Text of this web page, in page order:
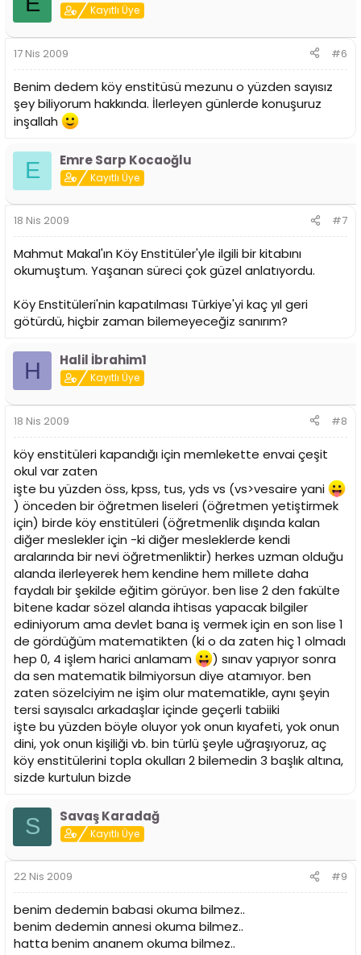
Kayıtlı Üye
17 Nis 2009 #6
Benim dedem köy enstitüsü mezunu o yüzden sayısız
şey biliyorum hakkında. İlerleyen günlerde konuşuruz
inşallah
E Emre Sarp Kocaoğlu
Kayıtlı Üye
18 Nis 2009 #7
Mahmut Makal'ın Köy Enstitüler'yle ilgili bir kitabını
okumuştum. Yaşanan süreci çok güzel anlatıyordu.
Köy Enstitüleri'nin kapatılması Türkiye'yi kaç yıl geri
götürdü, hiçbir zaman bilemeyeceğiz sanırım?
H Halil İbrahim1
Kayıtlı Üye
18 Nis 2009 #8
köy enstitüleri kapandığı için memlekette envai çeşit
okul var zaten
işte bu yüzden öss, kpss, tus, yds vs (vs>vesaire yani
) önceden bir öğretmen liseleri (öğretmen yetiştirmek
için) birde köy enstitüleri (öğretmenlik dışında kalan
diğer meslekler için -ki diğer mesleklerde kendi
aralarında bir nevi öğretmenliktir) herkes uzman olduğu
alanda ilerleyerek hem kendine hem millete daha
faydalı bir şekilde eğitim görüyor. ben lise 2 den fakülte
bitene kadar sözel alanda ihtisas yapacak bilgiler
ediniyorum ama devlet bana iş vermek için en son lise 1
de gördüğüm matematikten (ki o da zaten hiç 1 olmadı
hep 0, 4 işlem harici anlamam
) sınav yapıyor sonra
da sen matematik bilmiyorsun diye atamıyor. ben
zaten sözelciyim ne işim olur matematikle, aynı şeyin
tersi sayısalcı arkadaşlar içinde geçerli tabiiki
işte bu yüzden böyle oluyor yok onun kıyafeti, yok onun
dini, yok onun kişiliği vb. bin türlü şeyle uğraşıyoruz, aç
köy enstitülerini topla okulları 2 bilemedin 3 başlık altına,
sizde kurtulun bizde
S Savaş Karadağ
Kayıtlı Üye
22 Nis 2009 #9
benim dedemin babasi okuma bilmez..
benim dedemin annesi okuma bilmez..
hatta benim ananem okuma bilmez..